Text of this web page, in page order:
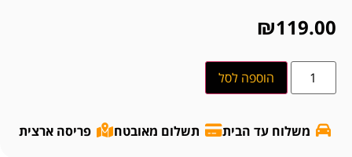
₪119.00
הוספה לסל
משלוח עד הבית תשלום מאובטח פריסה ארצית